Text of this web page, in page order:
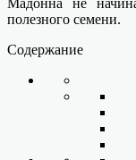
полезного семени.
Содержание